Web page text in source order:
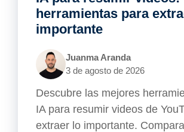
herramientas para
importante
Juanma Aranda
3 de agosto de 2026
Descubre las mejores
IA para resumir videos de
extraer lo importante.